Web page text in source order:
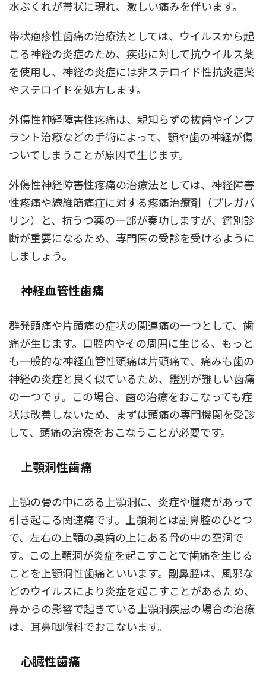
水ぶくれが帯状に現れ、激しい痛みを伴います。
帯状疱疹性歯痛の治療法としては、ウイルスから起
こる神経の炎症のため、疾患に対して抗ウイルス薬
を使用し、神経の炎症には非ステロイド性抗炎症薬
やステロイドを処方します。
外傷性神経障害性疼痛は、親知らずの抜歯やインプ
ラント治療などの手術によって、顎や歯の神経が傷
ついてしまうことが原因で生じます。
外傷性神経障害性疼痛の治療法としては、神経障害
性疼痛や線維筋痛症に対する疼痛治療剤（プレガバ
リン）と、抗うつ薬の一部が奏功しますが、鑑別診
断が重要になるため、専門医の受診を受けるように
しましょう。
神経血管性歯痛
群発頭痛や片頭痛の症状の関連痛の一つとして、歯
痛が生じます。口腔内やその周囲に生じる、もっと
も一般的な神経血管性頭痛は片頭痛で、痛みも歯の
神経の炎症と良く似ているため、鑑別が難しい歯痛
の一つです。この場合、歯の治療をおこなっても症
状は改善しないため、まずは頭痛の専門機関を受診
して、頭痛の治療をおこなうことが必要です。
上顎洞性歯痛
上顎の骨の中にある上顎洞に、炎症や腫瘍があって
引き起こる関連痛です。上顎洞とは副鼻腔のひとつ
で、左右の上顎の奥歯の上にある骨の中の空洞で
す。この上顎洞が炎症を起こすことで歯痛を生じる
ことを上顎洞性歯痛といいます。副鼻腔は、風邪な
どのウイルスにより炎症を起こすことがあるため、
鼻からの影響で起きている上顎洞疾患の場合の治療
は、耳鼻咽喉科でおこないます。
心臓性歯痛